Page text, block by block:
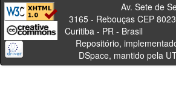
Av. Sete de
3165 - Rebouças CEP
Curitiba - PR -
Repositório,
DSpace, mantido pela